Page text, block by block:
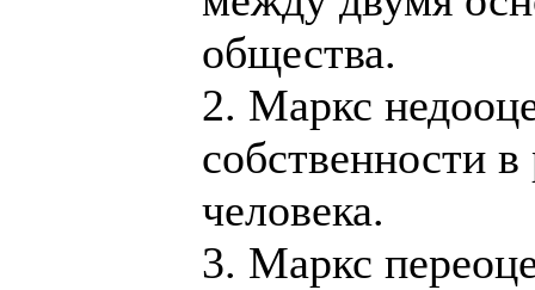
общества.
2. Маркс
собственности
человека.
3. Маркс